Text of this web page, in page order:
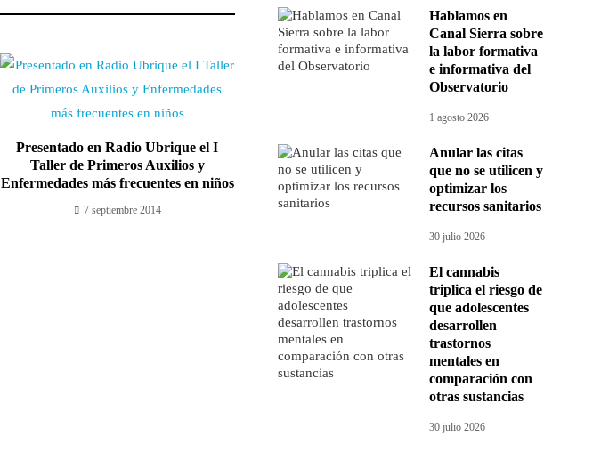
Presentado en Radio Ubrique el I
Taller de Primeros Auxilios y
Enfermedades más frecuentes en niños
7 septiembre 2014
Hablamos en
Canal Sierra sobre
la labor formativa
e informativa del
Observatorio
1 agosto 2026
Anular las citas
que no se utilicen y
optimizar los
recursos sanitarios
30 julio 2026
El cannabis
triplica el riesgo de
que adolescentes
desarrollen
trastornos
mentales en
comparación con
otras sustancias
30 julio 2026